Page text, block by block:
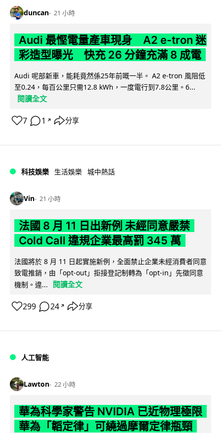
duncan 21 小時
Audi 最慳電量產車現身 A2 e-tron 迷
彩造型曝光 快充 26 分鐘充滿 8 成電
Audi 呢部新車，能耗竟然係25年前嘅一半。 A2 e-tron 風阻低
至0.24，每百公里只需12.8 kWh，一度電行到7.8公里。6...
閱讀全文
7 1 ↗ 分享
科技娛樂 生活娛樂 城中熱話
Vin 21 小時
法國 8 月 11 日出新例 未經同意嚴禁
Cold Call 違規企業最高罰 345 萬
法國將於 8 月 11 日起實施新例，全面禁止企業未經消費者同意
致電推銷，由「opt-out」拒接登記制轉為「opt-in」先徵同意
機制。違...
閱讀全文
299 24 ↗ 分享
人工智能
Lawton 22 小時
華為科學家警告 NVIDIA 已近物理極限
華為「韜定律」可繞過摩爾定律瓶頸